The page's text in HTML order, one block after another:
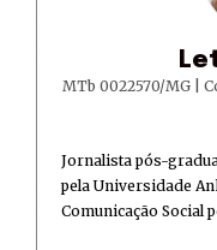
MTb 0022570/MG |
Jornalista pós-
pela Universidade
Comunicação Social